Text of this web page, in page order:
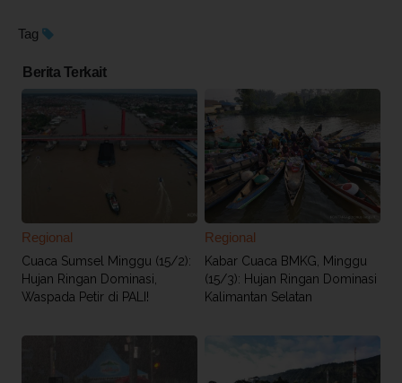
Tag
Berita Terkait
Regional
Cuaca Sumsel Minggu (15/2):
Hujan Ringan Dominasi,
Waspada Petir di PALI!
Regional
Kabar Cuaca BMKG, Minggu
(15/3): Hujan Ringan Dominasi
Kalimantan Selatan